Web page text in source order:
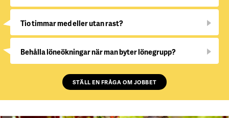
Tio timmar med eller utan rast?
Behålla löneökningar när man byter lönegrupp?
STÄLL EN FRÅGA OM JOBBET